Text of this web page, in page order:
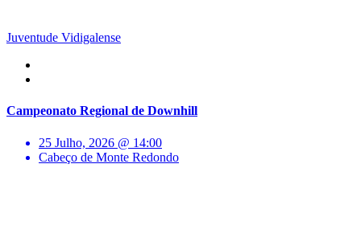
Juventude Vidigalense
Campeonato Regional de Downhill
25 Julho, 2026 @ 14:00
Cabeço de Monte Redondo